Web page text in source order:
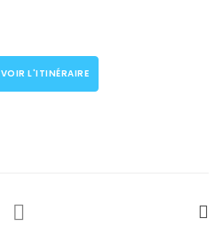
VOIR L'ITINÉRAIRE